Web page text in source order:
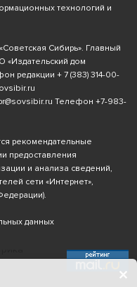
технологий и
Сибирь». Главный
«Издательский дом
редакции + 7 (383) 314-00-
Телефон +7-983-
рекомендательные
предоставления
и анализа сведений,
сети «Интернет»,
данных